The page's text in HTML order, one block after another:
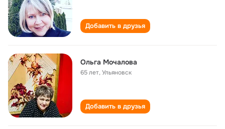
Добавить в друзья
Ольга Мочалова
65 лет,Ульяновск
Добавить в друзья